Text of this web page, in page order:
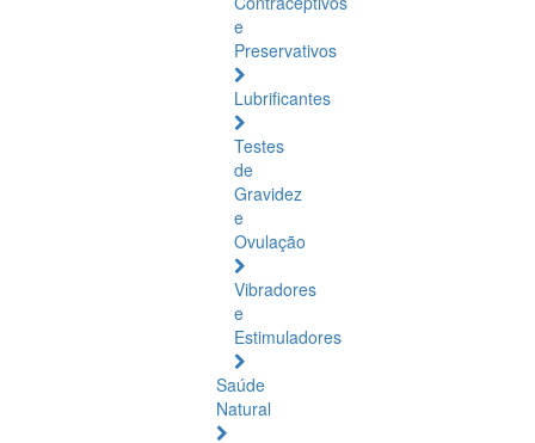
e
Preservativos
Lubrificantes
Testes
de
Gravidez
e
Ovulação
Vibradores
e
Estimuladores
Saúde
Natural